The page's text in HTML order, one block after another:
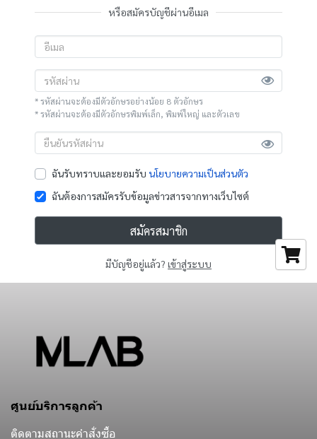
หรือสมัครบัญชีผ่านอีเมล
* รหัสผ่านจะต้องมีตัวอักษรอย่างน้อย 8 ตัวอักษร
* รหัสผ่านจะต้องมีตัวอักษรพิมพ์เล็ก, พิมพ์ใหญ่ และตัวเลข
ฉันรับทราบและยอมรับ นโยบายความเป็นส่วนตัว
ฉันต้องการสมัครรับข้อมูลข่าวสารจากทางเว็บไซต์
สมัครสมาชิก
มีบัญชีอยู่แล้ว? เข้าสู่ระบบ
ศูนย์บริการลูกค้า
ติดตามสถานะคำสั่งซื้อ